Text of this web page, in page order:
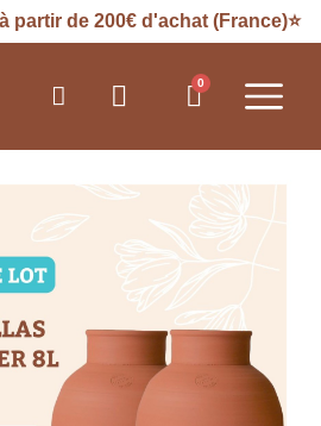
partir de 200€ d'achat (France)⭐